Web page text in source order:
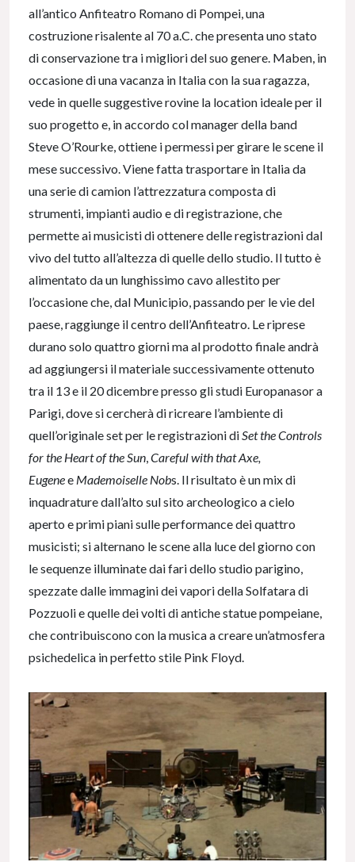
all’antico Anfiteatro Romano di Pompei, una
costruzione risalente al 70 a.C. che presenta uno stato
di conservazione tra i migliori del suo genere. Maben, in
occasione di una vacanza in Italia con la sua ragazza,
vede in quelle suggestive rovine la location ideale per il
suo progetto e, in accordo col manager della band
Steve O’Rourke, ottiene i permessi per girare le scene il
mese successivo. Viene fatta trasportare in Italia da
una serie di camion l’attrezzatura composta di
strumenti, impianti audio e di registrazione, che
permette ai musicisti di ottenere delle registrazioni dal
vivo del tutto all’altezza di quelle dello studio. Il tutto è
alimentato da un lunghissimo cavo allestito per
l’occasione che, dal Municipio, passando per le vie del
paese, raggiunge il centro dell’Anfiteatro. Le riprese
durano solo quattro giorni ma al prodotto finale andrà
ad aggiungersi il materiale successivamente ottenuto
tra il 13 e il 20 dicembre presso gli studi Europanasor a
Parigi, dove si cercherà di ricreare l’ambiente di
quell’originale set per le registrazioni diSet the Controls
for the Heart of the Sun,Careful with that Axe,
Eugenee Mademoiselle Nobs. Il risultato è un mix di
inquadrature dall’alto sul sito archeologico a cielo
aperto e primi piani sulle performance dei quattro
musicisti; si alternano le scene alla luce del giorno con
le sequenze illuminate dai fari dello studio parigino,
spezzate dalle immagini dei vapori della Solfatara di
Pozzuoli e quelle dei volti di antiche statue pompeiane,
che contribuiscono con la musica a creare un’atmosfera
psichedelica in perfetto stile Pink Floyd.